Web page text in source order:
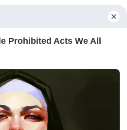
Dow Jones NASDAQ 100 Nikkei 225
Weitere Aktien:
Energy Technologies
Betsson AB Redemption Registered b
Werbung-Barrierefreiheit
-AGB-Privatsphäre-Einstellungen
Prohibited Acts We All